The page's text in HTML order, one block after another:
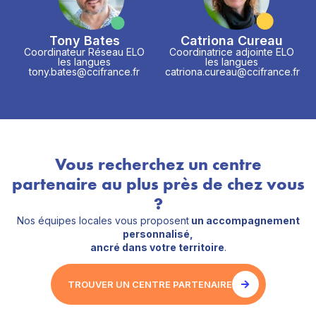
Tony Bates
Coordinateur Réseau ELO
les langues
tony.bates@ccifrance.fr
Catriona Cureau
Coordinatrice adjointe ELO
les langues
catriona.cureau@ccifrance.fr
Vous recherchez un centre
partenaire au plus près de chez vous
?
Nos équipes locales vous proposentun accompagnement
personnalisé,
ancré dans votre territoire.
TROUVER UN CENTRE PARTENAIRE